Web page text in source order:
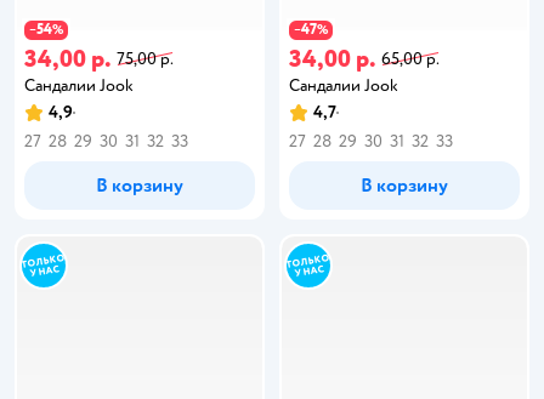
−54%
34,00 р. 75,00 р.
Сандалии Jook
4,9
27 28 29 30 31 32 33
В корзину
−47%
34,00 р. 65,00 р.
Сандалии Jook
4,7
27 28 29 30 31 32 33
В корзину